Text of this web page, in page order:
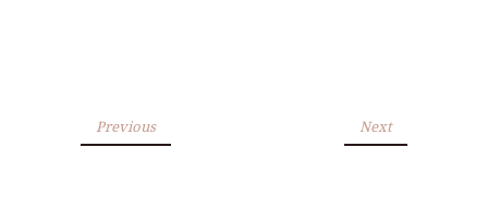
Previous Next